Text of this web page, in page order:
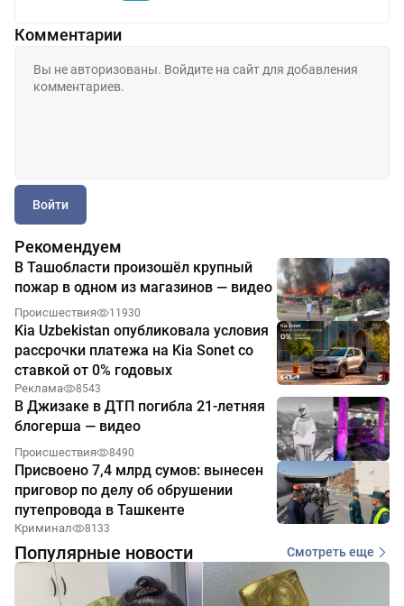
Комментарии
Войти
Рекомендуем
В Ташобласти произошёл крупный
пожар в одном из магазинов — видео
Происшествия 11930
Kia Uzbekistan опубликовала условия
рассрочки платежа на Kia Sonet со
ставкой от 0% годовых
Реклама 8543
В Джизаке в ДТП погибла 21-летняя
блогерша — видео
Происшествия 8490
Присвоено 7,4 млрд сумов: вынесен
приговор по делу об обрушении
путепровода в Ташкенте
Криминал 8133
Популярные новости Смотреть еще